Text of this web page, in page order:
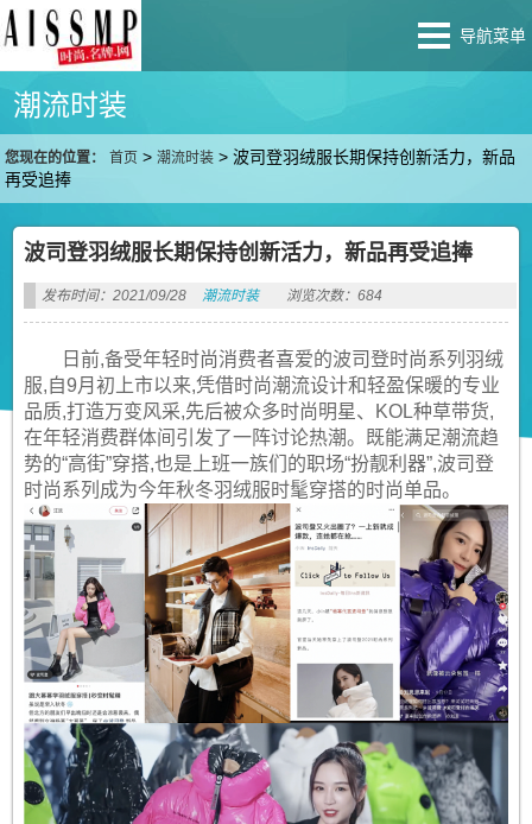
导航菜单
潮流时装
您现在的位置： 首页 >潮流时装 >波司登羽绒服长期保持创新活力，新品
再受追捧
波司登羽绒服长期保持创新活力，新品再受追捧
发布时间：2021/09/28 潮流时装 浏览次数：684
日前,备受年轻时尚消费者喜爱的波司登时尚系列羽绒
服,自9月初上市以来,凭借时尚潮流设计和轻盈保暖的专业
品质,打造万变风采,先后被众多时尚明星、KOL种草带货,
在年轻消费群体间引发了一阵讨论热潮。既能满足潮流趋
势的“高街”穿搭,也是上班一族们的职场“扮靓利器”,波司登
时尚系列成为今年秋冬羽绒服时髦穿搭的时尚单品。